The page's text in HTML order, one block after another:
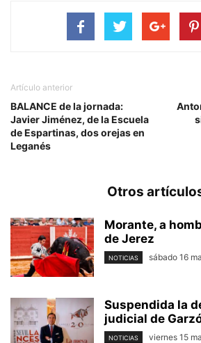
Artículo anterior
BALANCE de la jornada:
Javier Jiménez, de la Escuela
de Espartinas, dos orejas en
Leganés
Otros
Morante, a
de Jerez
NOTICIAS sábado 16
Suspendida la
judicial de
NOTICIAS viernes 15